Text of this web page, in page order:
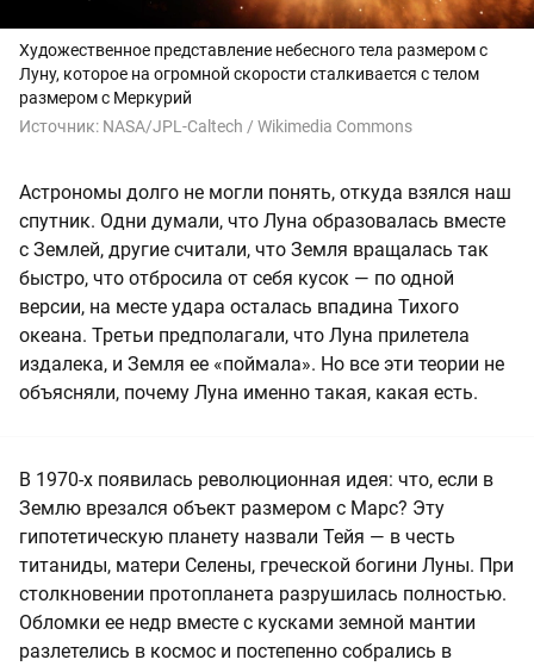
Художественное представление небесного тела размером с
Луну, которое на огромной скорости сталкивается с телом
размером с Меркурий
Источник: NASA/JPL-Caltech / Wikimedia Commons
Астрономы долго не могли понять, откуда взялся наш
спутник. Одни думали, что Луна образовалась вместе
с Землей, другие считали, что Земля вращалась так
быстро, что отбросила от себя кусок — по одной
версии, на месте удара осталась впадина Тихого
океана. Третьи предполагали, что Луна прилетела
издалека, и Земля ее «поймала». Но все эти теории не
объясняли, почему Луна именно такая, какая есть.
В 1970-х появилась революционная идея: что, если в
Землю врезался объект размером с Марс? Эту
гипотетическую планету назвали Тейя — в честь
титаниды, матери Селены, греческой богини Луны. При
столкновении протопланета разрушилась полностью.
Обломки ее недр вместе с кусками земной мантии
разлетелись в космос и постепенно собрались в